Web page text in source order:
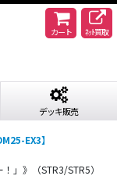
カート ﾈｯﾄ買取
デッキ販売
EX3】
」》（STR3/STR5）